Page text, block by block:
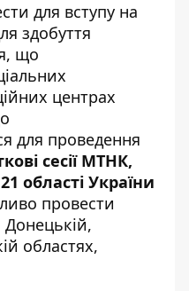
для вступу на
здобуття
що
центрах
для проведення
сесії МТНК,
області України
провести
областях,